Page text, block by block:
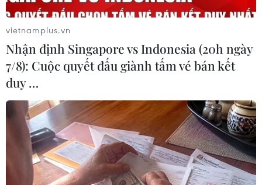
vietnamplus.vn
Nhận định Singapore vs Indonesia (20h ngày
7/8): Cuộc quyết đấu giành tấm vé bán kết
duy …